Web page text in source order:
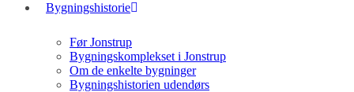
Bygningshistorie
Før Jonstrup
Bygningskomplekset i Jonstrup
Om de enkelte bygninger
Bygningshistorien udendørs